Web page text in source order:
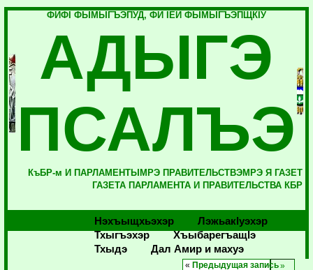
ФИФI ФЫМЫГЪЭПУД, ФИ IЕЙ ФЫМЫГЪЭПЩКIУ
АДЫГЭ
ПСАЛЪЭ
КъБР-м И ПАРЛАМЕНТЫМРЭ ПРАВИТЕЛЬСТВЭМРЭ Я ГАЗЕТ
ГАЗЕТА ПАРЛАМЕНТА И ПРАВИТЕЛЬСТВА КБР
Нэхъыщхьэхэр
Лэжьакlуэхэр
Тхыгъэхэр
Хъыбарегъащlэ
Тхыдэ
Дал Амир и махуэ
« Предыдущая запись